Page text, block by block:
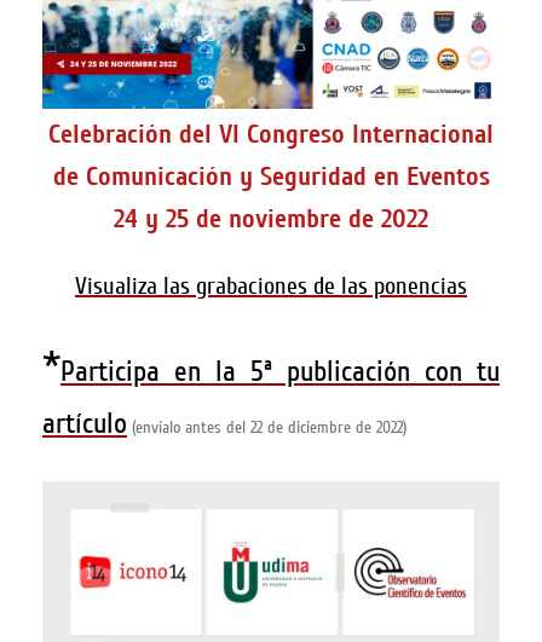
Celebración del VI Congreso Internacional
de Comunicación y Seguridad en Eventos
24 y 25 de noviembre de 2022
Visualiza las grabaciones de las ponencias
*Participa en la 5ª publicación con tu
artículo (envíalo antes del 22 de diciembre de 2022)